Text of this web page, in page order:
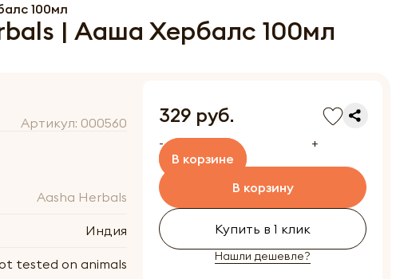
100мл
| Ааша Хербалс 100мл
Артикул: 000560
Aasha Herbals
Индия
tested on animals
329 руб.
-
+
В корзине
В корзину
Купить в 1 клик
Нашли дешевле?